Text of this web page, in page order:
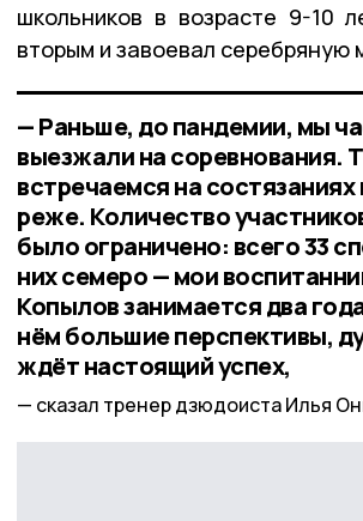
школьников в возрасте 9-10
вторым и завоевал серебряную
— Раньше, до пандемии, мы
выезжали на соревнования.
встречаемся на
реже. Количество
было ограничено: всего 33
них семеро — мои
Копылов занимается два
нём большие перспективы,
ждёт настоящий успех,
сказал тренер дзюдоиста Илья